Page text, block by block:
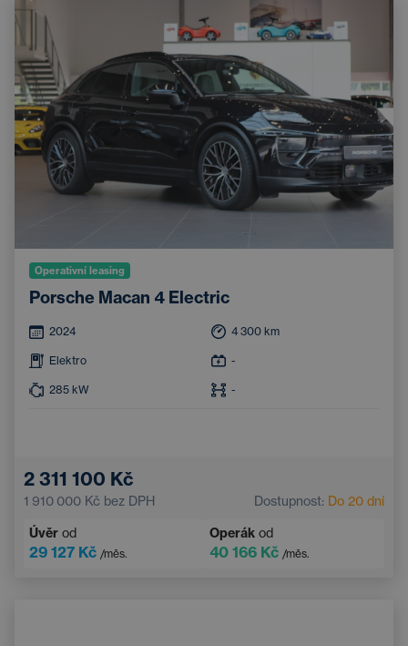
Operativní leasing
Porsche Macan 4 Electric
2024 4 300 km
Elektro -
285 kW -
2 311 100 Kč
1 910 000 Kč bez DPH Dostupnost: Do 20 dní
Úvěr od
29 127 Kč /měs.
Operák od
40 166 Kč /měs.